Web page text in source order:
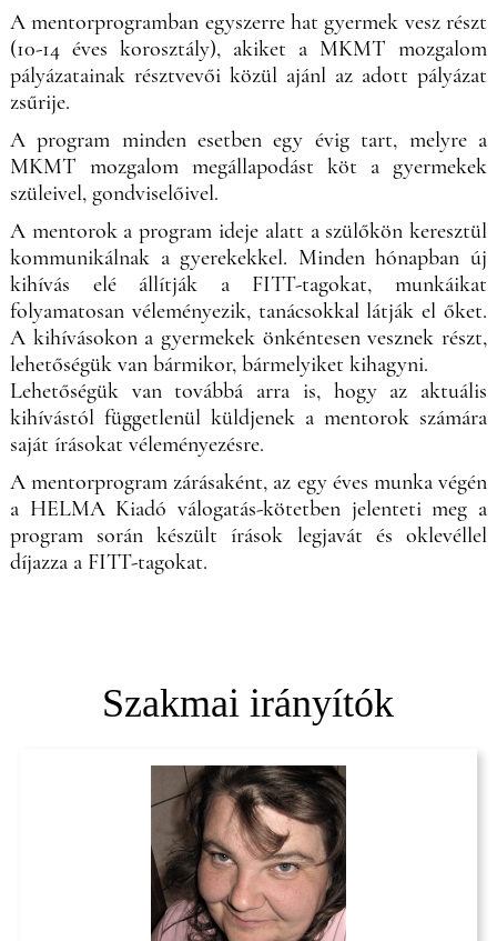
A mentorprogramban egyszerre hat gyermek vesz részt
(10-14 éves korosztály), akiket a MKMT mozgalom
pályázatainak résztvevői közül ajánl az adott pályázat
zsűrije.
A program minden esetben egy évig tart, melyre a
MKMT mozgalom megállapodást köt a gyermekek
szüleivel, gondviselőivel.
A mentorok a program ideje alatt a szülőkön keresztül
kommunikálnak a gyerekekkel. Minden hónapban új
kihívás elé állítják a FITT-tagokat, munkáikat
folyamatosan véleményezik, tanácsokkal látják el őket.
A kihívásokon a gyermekek önkéntesen vesznek részt,
lehetőségük van bármikor, bármelyiket kihagyni.
Lehetőségük van továbbá arra is, hogy az aktuális
kihívástól függetlenül küldjenek a mentorok számára
saját írásokat véleményezésre.
A mentorprogram zárásaként, az egy éves munka végén
a HELMA Kiadó válogatás-kötetben jelenteti meg a
program során készült írások legjavát és oklevéllel
díjazza a FITT-tagokat.
Szakmai irányítók